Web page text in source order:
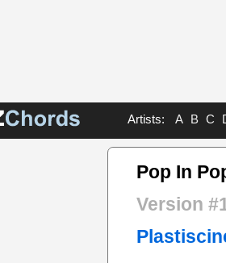
Artists: A B C
Pop In
Version